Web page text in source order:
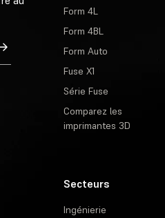
Form 4L
Form 4BL
Form Auto
Fuse X1
Série Fuse
Comparez les
imprimantes 3D
Secteurs
Ingénierie